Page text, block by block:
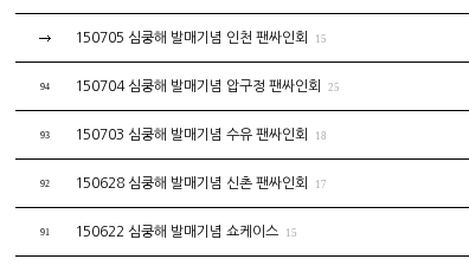
150705 심쿵해 발매기념 인천 팬싸인회 15
94 150704 심쿵해 발매기념 압구정 팬싸인회 25
93 150703 심쿵해 발매기념 수유 팬싸인회 18
92 150628 심쿵해 발매기념 신촌 팬싸인회 17
91 150622 심쿵해 발매기념 쇼케이스 15